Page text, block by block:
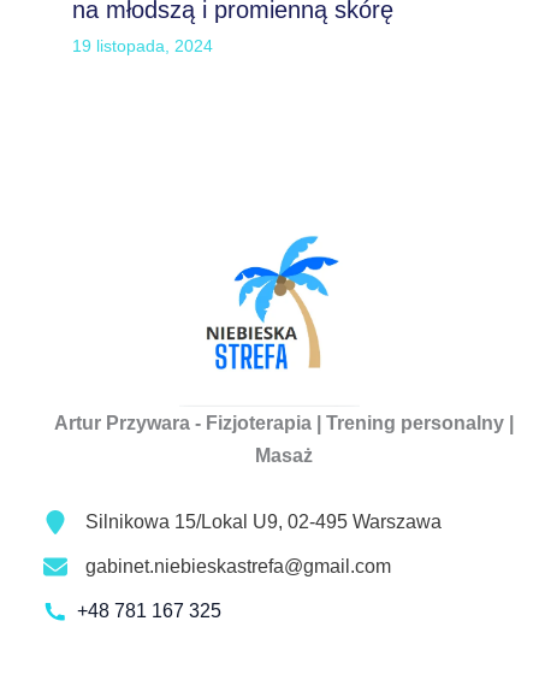
na młodszą i promienną skórę
19 listopada, 2024
Artur Przywara - Fizjoterapia | Trening personalny |
Masaż
Silnikowa 15/Lokal U9, 02-495 Warszawa
gabinet.niebieskastrefa@gmail.com
+48 781 167 325